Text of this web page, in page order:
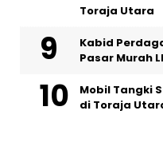
Toraja Utara
Kabid
Pasar Murah
Mobil Tangki
di Toraja